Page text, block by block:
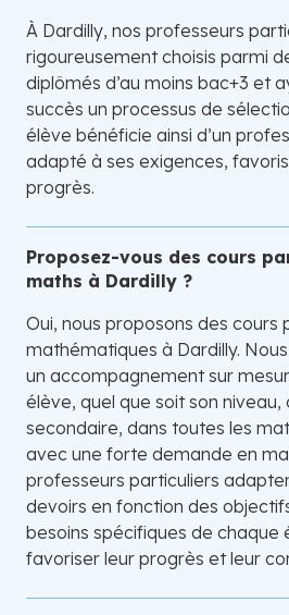
À Dardilly, nos professeurs
rigoureusement choisis parmi
diplômés d’au moins bac+3 et
succès un processus de
élève bénéficie ainsi d’un
adapté à ses exigences,
progrès.
Proposez-vous des cours
maths à Dardilly ?
Oui, nous proposons des cours
mathématiques à Dardilly.
un accompagnement sur
élève, quel que soit son niveau,
secondaire, dans toutes les
avec une forte demande en
professeurs particuliers
devoirs en fonction des
besoins spécifiques de chaque
favoriser leur progrès et leur